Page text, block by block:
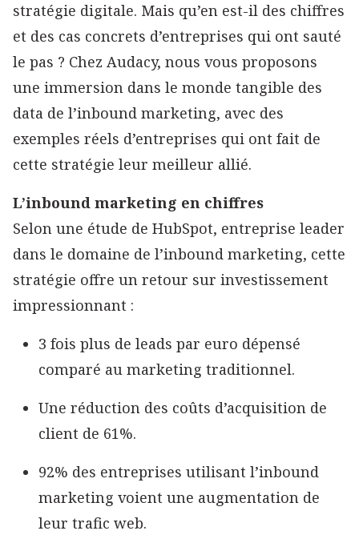
stratégie digitale. Mais qu’en est-il des chiffres
et des cas concrets d’entreprises qui ont sauté
le pas ? Chez Audacy, nous vous proposons
une immersion dans le monde tangible des
data de l’inbound marketing, avec des
exemples réels d’entreprises qui ont fait de
cette stratégie leur meilleur allié.
L’inbound marketing en chiffres
Selon une étude de HubSpot, entreprise leader
dans le domaine de l’inbound marketing, cette
stratégie offre un retour sur investissement
impressionnant :
3 fois plus de leads par euro dépensé
comparé au marketing traditionnel.
Une réduction des coûts d’acquisition de
client de 61%.
92% des entreprises utilisant l’inbound
marketing voient une augmentation de
leur trafic web.